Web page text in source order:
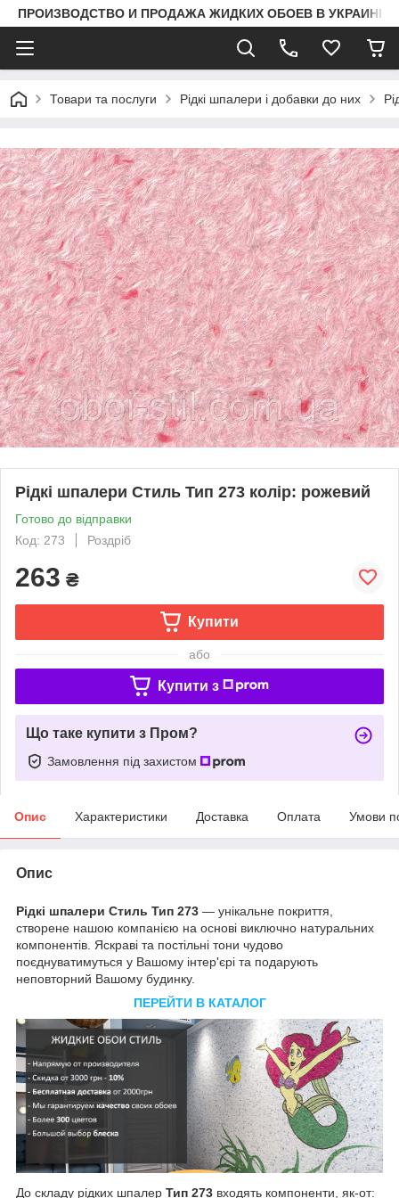
ПРОИЗВОДСТВО И ПРОДАЖА ЖИДКИХ ОБОЕВ В УКРАИНЕ
Товари та послуги Рідкі шпалери і добавки до них
Рідкі шпалери Стиль Тип 273 колір: рожевий
Готово до відправки
Код: 273
Роздріб
263 ₴
Купити
або
Купити з
Що таке купити з Пром?
Замовлення під захистом
Опис Характеристики Доставка Оплата Умови
Опис
Рідкі шпалери Стиль Тип 273 — унікальне покриття,
створене нашою компанією на основі виключно натуральних
компонентів. Яскраві та постільні тони чудово
поєднуватимуться у Вашому інтер'єрі та подарують
неповторний Вашому будинку.
ПЕРЕЙТИ В КАТАЛОГ
До складу рідких шпалер Тип 273 входять компоненти, як-от: